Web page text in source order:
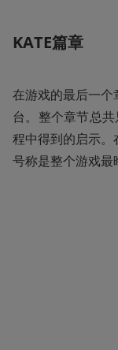
KATE篇章
在游戏的最后一个
台。整个章节总
程中得到的启示
号称是整个游戏最